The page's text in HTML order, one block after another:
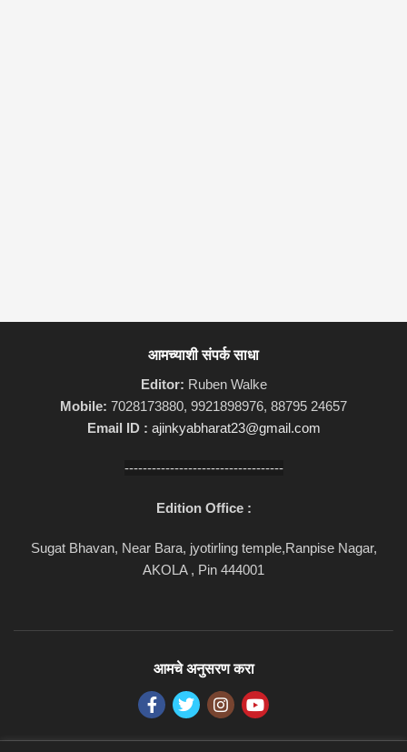
आमच्याशी संपर्क साधा
Editor: Ruben Walke
Mobile: 7028173880, 9921898976, 88795 24657
Email ID : ajinkyabharat23@gmail.com
-----------------------------------
Edition Office :
Sugat Bhavan, Near Bara, jyotirling temple,Ranpise Nagar,
AKOLA , Pin 444001
आमचे अनुसरण करा